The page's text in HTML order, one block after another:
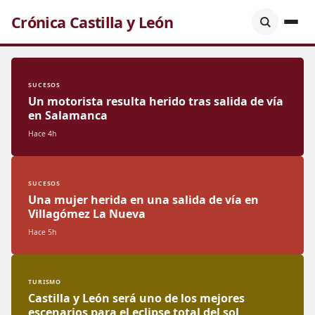
Crónica Castilla y León
SUCESOS
Un motorista resulta herido tras salida de vía
en Salamanca
Hace 4h
SUCESOS
Una mujer herida en una salida de vía en
Villagómez La Nueva
Hace 5h
TURISMO
Castilla y León será uno de los mejores